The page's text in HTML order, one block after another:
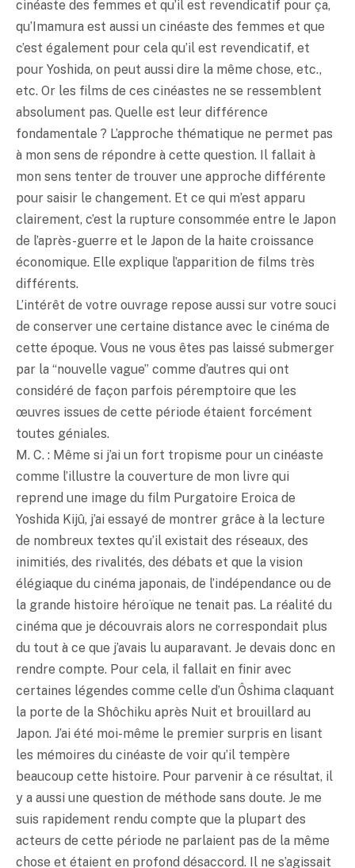
cinéaste des femmes et qu’il est revendicatif pour ça,
qu’Imamura est aussi un cinéaste des femmes et que
c’est également pour cela qu’il est revendicatif, et
pour Yoshida, on peut aussi dire la même chose, etc.,
etc. Or les films de ces cinéastes ne se ressemblent
absolument pas. Quelle est leur différence
fondamentale ? L’approche thématique ne permet pas
à mon sens de répondre à cette question. Il fallait à
mon sens tenter de trouver une approche différente
pour saisir le changement. Et ce qui m’est apparu
clairement, c’est la rupture consommée entre le Japon
de l’après-guerre et le Japon de la haite croissance
économique. Elle explique l’apparition de films très
différents.
L’intérêt de votre ouvrage repose aussi sur votre souci
de conserver une certaine distance avec le cinéma de
cette époque. Vous ne vous êtes pas laissé submerger
par la “nouvelle vague” comme d’autres qui ont
considéré de façon parfois péremptoire que les
œuvres issues de cette période étaient forcément
toutes géniales.
M. C. : Même si j’ai un fort tropisme pour un cinéaste
comme l’illustre la couverture de mon livre qui
reprend une image du film Purgatoire Eroica de
Yoshida Kijû, j’ai essayé de montrer grâce à la lecture
de nombreux textes qu’il existait des réseaux, des
inimitiés, des rivalités, des débats et que la vision
élégiaque du cinéma japonais, de l’indépendance ou de
la grande histoire héroïque ne tenait pas. La réalité du
cinéma que je découvrais alors ne correspondait plus
du tout à ce que j’avais lu auparavant. Je devais donc en
rendre compte. Pour cela, il fallait en finir avec
certaines légendes comme celle d’un Ôshima claquant
la porte de la Shôchiku après Nuit et brouillard au
Japon. J’ai été moi-même le premier surpris en lisant
les mémoires du cinéaste de voir qu’il tempère
beaucoup cette histoire. Pour parvenir à ce résultat, il
y a aussi une question de méthode sans doute. Je me
suis rapidement rendu compte que la plupart des
acteurs de cette période ne parlaient pas de la même
chose et étaient en profond désaccord. Il ne s’agissait